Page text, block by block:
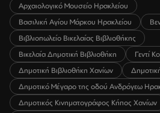
Αρχαιολογικό Μουσείο Ηρακλείου
Βασιλική Αγίου Μάρκου Ηρακλείου
Βιβλιοπωλείο Βικελαίας Βιβλιοθήκης
Βικελαία Δημοτική Βιβλιοθήκη
Γεντί
Δημοτική Βιβλιοθήκη Χανίων
Δημοτικό Μέγαρο της οδού Ανδρόγεω
Δημοτικός Κινηματογράφος Κήπος Χανίων